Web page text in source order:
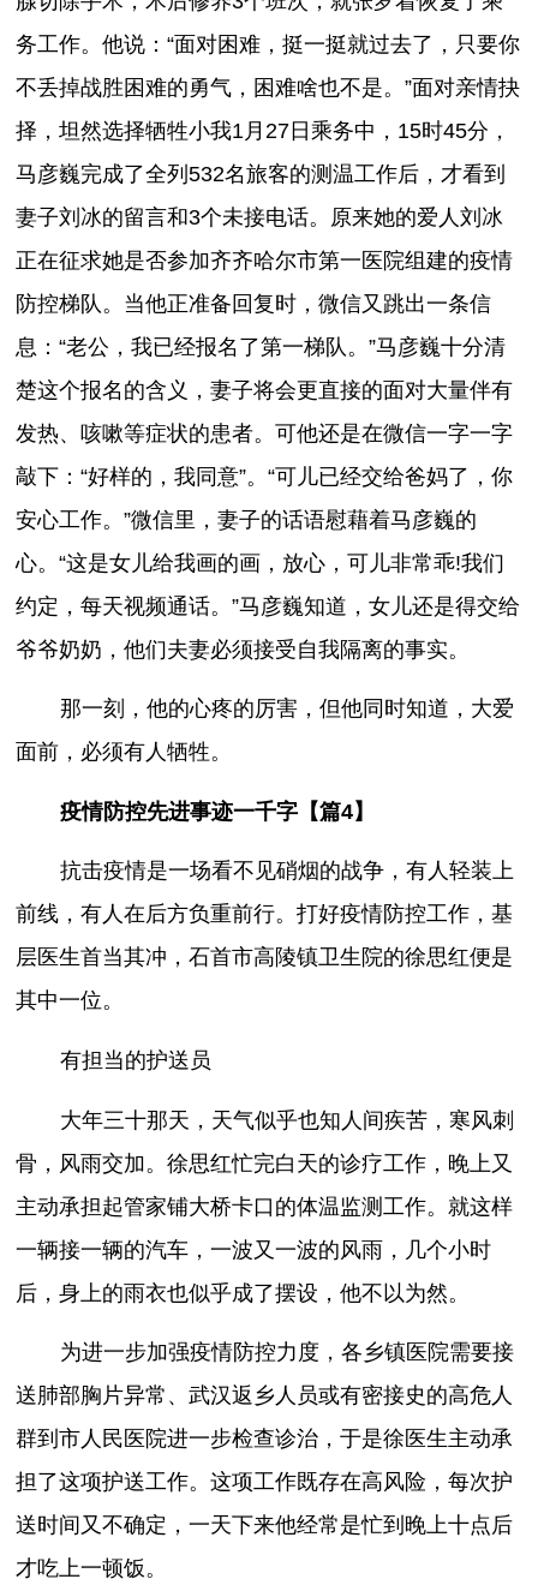
务工作。他说：“面对困难，挺一挺就过去了，只要你
不丢掉战胜困难的勇气，困难啥也不是。”面对亲情抉
择，坦然选择牺牲小我1月27日乘务中，15时45分，
马彦巍完成了全列532名旅客的测温工作后，才看到
妻子刘冰的留言和3个未接电话。原来她的爱人刘冰
正在征求她是否参加齐齐哈尔市第一医院组建的疫情
防控梯队。当他正准备回复时，微信又跳出一条信
息：“老公，我已经报名了第一梯队。”马彦巍十分清
楚这个报名的含义，妻子将会更直接的面对大量伴有
发热、咳嗽等症状的患者。可他还是在微信一字一字
敲下：“好样的，我同意”。“可儿已经交给爸妈了，你
安心工作。”微信里，妻子的话语慰藉着马彦巍的
心。“这是女儿给我画的画，放心，可儿非常乖!我们
约定，每天视频通话。”马彦巍知道，女儿还是得交给
爷爷奶奶，他们夫妻必须接受自我隔离的事实。
那一刻，他的心疼的厉害，但他同时知道，大爱
面前，必须有人牺牲。
疫情防控先进事迹一千字【篇4】
抗击疫情是一场看不见硝烟的战争，有人轻装上
前线，有人在后方负重前行。打好疫情防控工作，基
层医生首当其冲，石首市高陵镇卫生院的徐思红便是
其中一位。
有担当的护送员
大年三十那天，天气似乎也知人间疾苦，寒风刺
骨，风雨交加。徐思红忙完白天的诊疗工作，晚上又
主动承担起管家铺大桥卡口的体温监测工作。就这样
一辆接一辆的汽车，一波又一波的风雨，几个小时
后，身上的雨衣也似乎成了摆设，他不以为然。
为进一步加强疫情防控力度，各乡镇医院需要接
送肺部胸片异常、武汉返乡人员或有密接史的高危人
群到市人民医院进一步检查诊治，于是徐医生主动承
担了这项护送工作。这项工作既存在高风险，每次护
送时间又不确定，一天下来他经常是忙到晚上十点后
才吃上一顿饭。